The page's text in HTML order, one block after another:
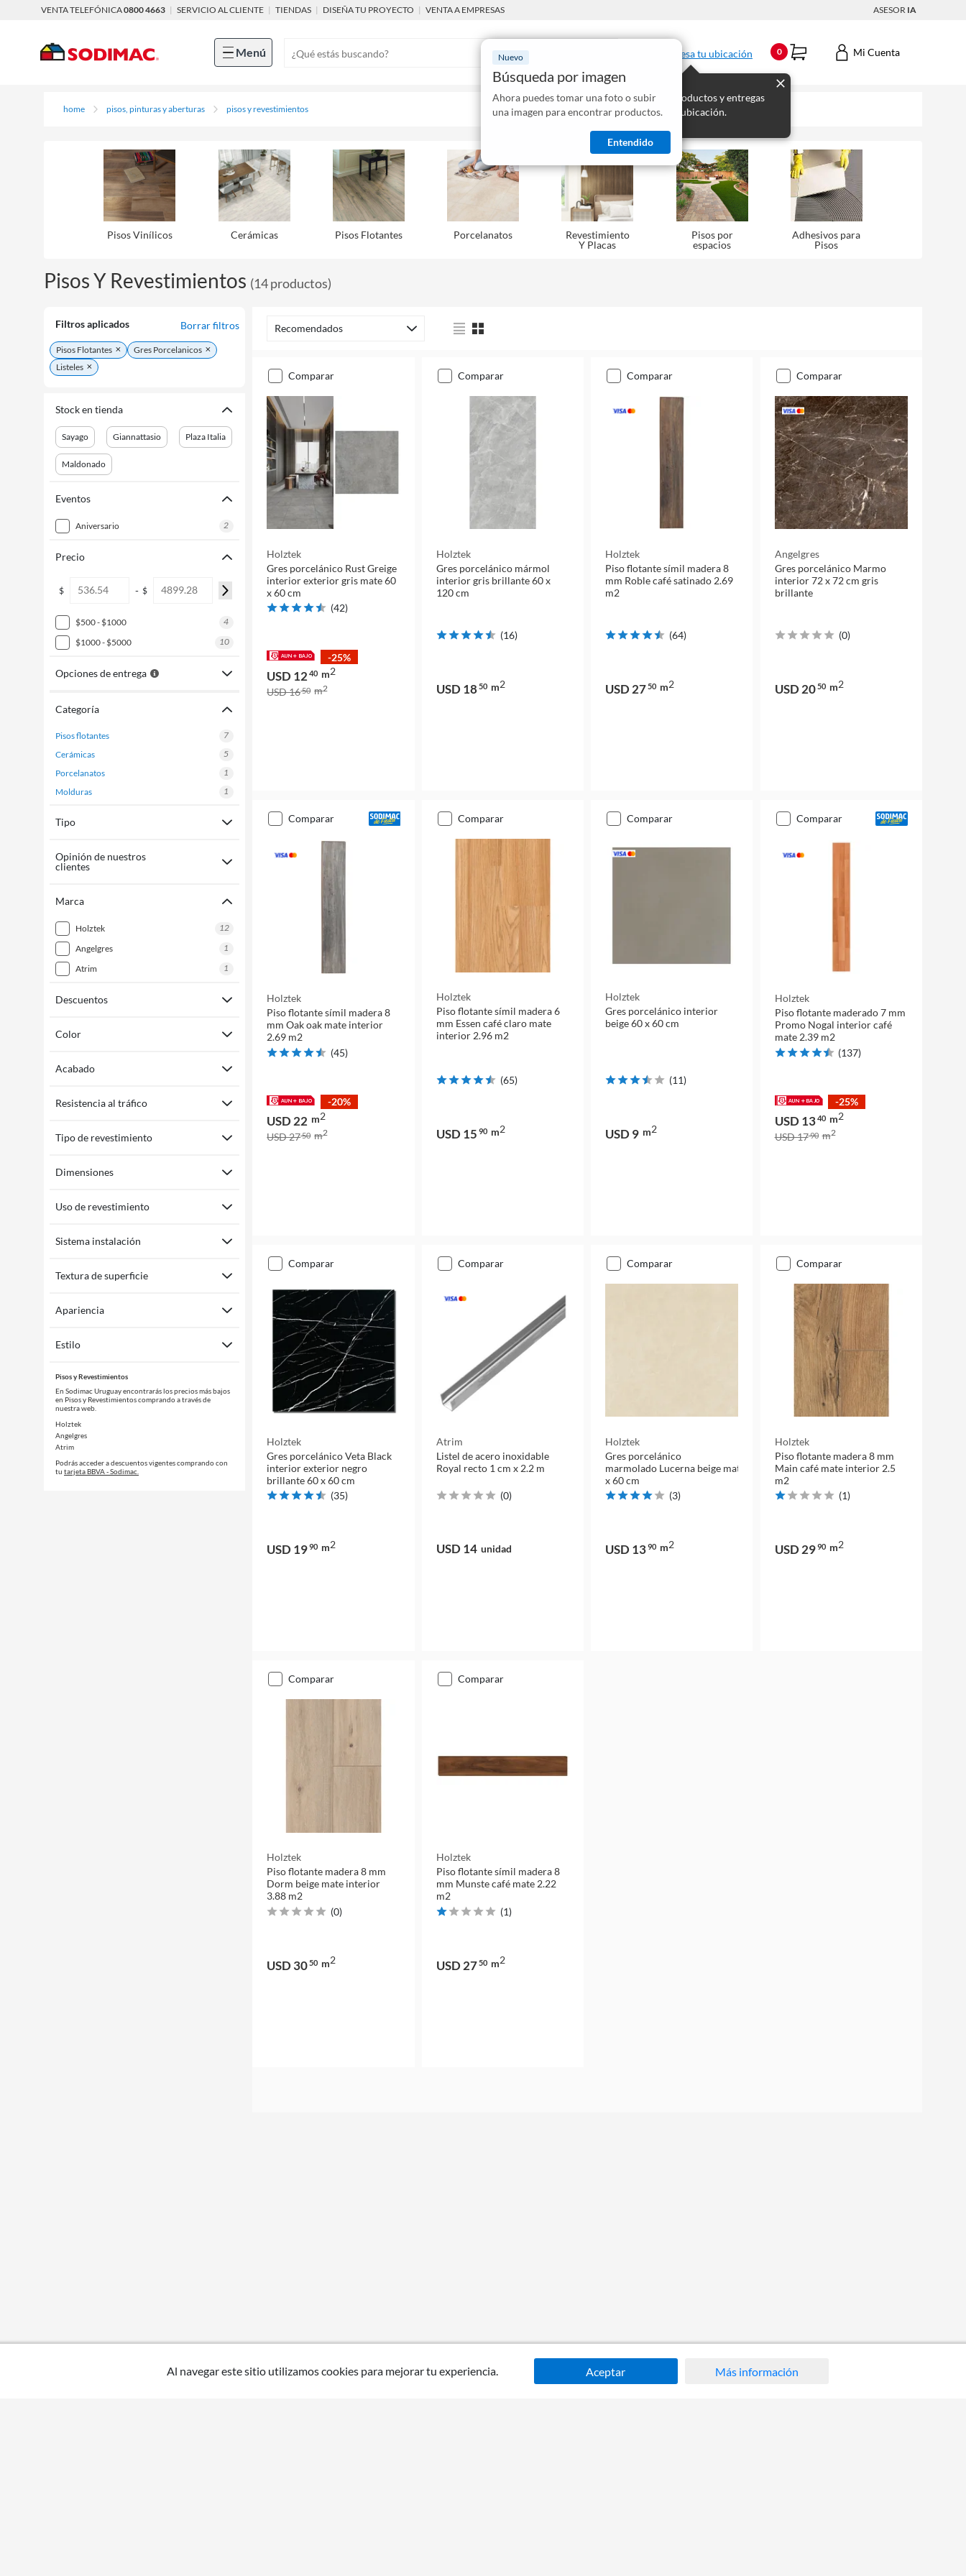
VENTA TELEFÓNICA0800 4663 | SERVICIO AL CLIENTE | TIENDAS | DISEÑA TU PROYECTO | VENTA A EMPRESAS ASESOR IA
Menú Nuevo
Búsqueda por imagen
Ahora puedes tomar una foto o subir
una imagen para encontrar productos.
Entendido
Ingresa tu ubicación
Mostraremos los productos y entregas
disponibles para tu ubicación.
0 Mi Cuenta
home pisos, pinturas y aberturas pisos y revestimientos
Pisos Viní­licos Cerámicas Pisos Flotantes Porcelanatos
Revestimiento
Y Placas
Pisos por
espacios
Adhesivos para
Pisos
Pisos Y Revestimientos (14productos)
Filtros aplicados Borrar filtros
Pisos Flotantes
Gres Porcelanicos
Listeles
Stock en tienda
Sayago Giannattasio Plaza Italia
Maldonado
Eventos
aniversario 2
Precio
$ - $
$500 - $1000
4
$1000 - $5000
10
Opciones de entrega
Categoría
pisos flotantes
7
cerámicas
5
porcelanatos
1
molduras
1
Tipo
Opinión de nuestros
clientes
Marca
holztek
12
angelgres
1
atrim
1
Descuentos
Color
Acabado
Resistencia al tráfico
Tipo de revestimiento
Dimensiones
Uso de revestimiento
Sistema instalación
Textura de superficie
Apariencia
Estilo
Pisos y Revestimientos
En Sodimac Uruguay encontrarás los precios más bajos
en Pisos y Revestimientos comprando a través de
nuestra web.
Holztek
Angelgres
Atrim
Podrás acceder a descuentos vigentes comprando con
tu tarjeta BBVA - Sodimac.
Recomendados
comparar
Holztek
Gres porcelánico Rust Greige
interior exterior gris mate 60
x 60 cm
(42)
-25%
USD 1240 m2
USD 1650 m2
comparar
Holztek
Gres porcelánico mármol
interior gris brillante 60 x
120 cm
(16)
USD 1850 m2
comparar
Holztek
Piso flotante símil madera 8
mm Roble café satinado 2.69
m2
(64)
USD 2750 m2
comparar
Angelgres
Gres porcelánico Marmo
interior 72 x 72 cm gris
brillante
(0)
USD 2050 m2
comparar
Holztek
Piso flotante símil madera 8
mm Oak oak mate interior
2.69 m2
(45)
-20%
USD 22 m2
USD 2750 m2
comparar
Holztek
Piso flotante símil madera 6
mm Essen café claro mate
interior 2.96 m2
(65)
USD 15 90 m2
comparar
Holztek
Gres porcelánico interior
beige 60 x 60 cm
(11)
USD 9 m2
comparar
Holztek
Piso flotante maderado 7 mm
Promo Nogal interior café
mate 2.39 m2
(137)
-25%
USD 1340 m2
USD 1790 m2
comparar
Holztek
Gres porcelánico Veta Black
interior exterior negro
brillante 60 x 60 cm
(35)
USD 1990 m2
comparar
Atrim
Listel de acero inoxidable
Royal recto 1 cm x 2.2 m
(0)
USD 14 unidad
comparar
Holztek
Gres porcelánico
marmolado Lucerna beige mate 60
x 60 cm
(3)
USD 1390 m2
comparar
Holztek
Piso flotante madera 8 mm
Main café mate interior 2.5
m2
(1)
USD 2990 m2
comparar
Holztek
Piso flotante madera 8 mm
Dorm beige mate interior
3.88 m2
(0)
USD 30 50 m2
comparar
Holztek
Piso flotante símil madera 8
mm Munste café mate 2.22
m2
(1)
USD 2750 m2
Al navegar este sitio utilizamos cookies para mejorar tu experiencia. Aceptar Más información